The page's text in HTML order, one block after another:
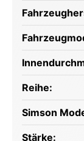
Reihe:
Simson
Stärke: